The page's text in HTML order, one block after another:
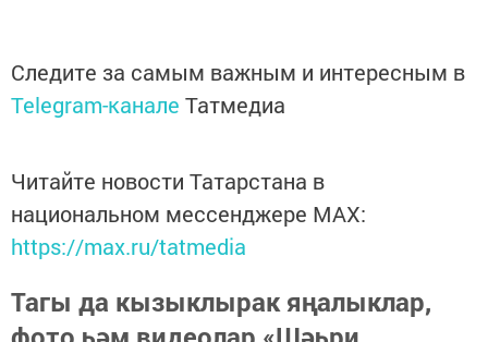
Следите за самым важным и интересным в
Telegram-канале Татмедиа
Читайте новости Татарстана в
национальном мессенджере MАХ:
https://max.ru/tatmedia
Тагы да кызыклырак яңалыклар,